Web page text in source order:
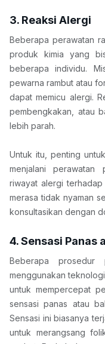
3. Reaksi Alergi
Beberapa perawatan
produk kimia yang
beberapa individu.
pewarna rambut atau
dapat memicu alergi.
pembengkakan, atau
lebih parah.
Untuk itu, penting
menjalani perawatan
riwayat alergi
merasa tidak nyaman
konsultasikan dengan
4. Sensasi Panas
Beberapa prosedur
menggunakan
untuk mempercepat
sensasi panas atau
Sensasi ini biasanya
untuk merangsang